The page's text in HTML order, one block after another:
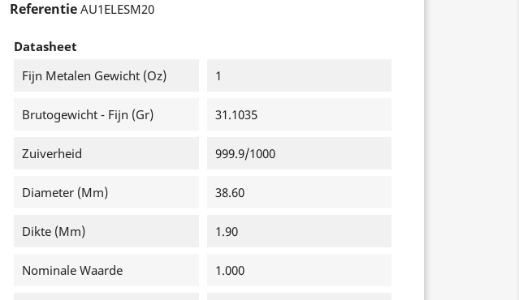
Referentie AU1ELESM20
Datasheet
Fijn Metalen Gewicht (oz)
1
Brutogewicht - Fijn (gr) 31.1035
Zuiverheid 999.9/1000
Diameter (mm) 38.60
Dikte (mm) 1.90
Nominale Waarde 1.000